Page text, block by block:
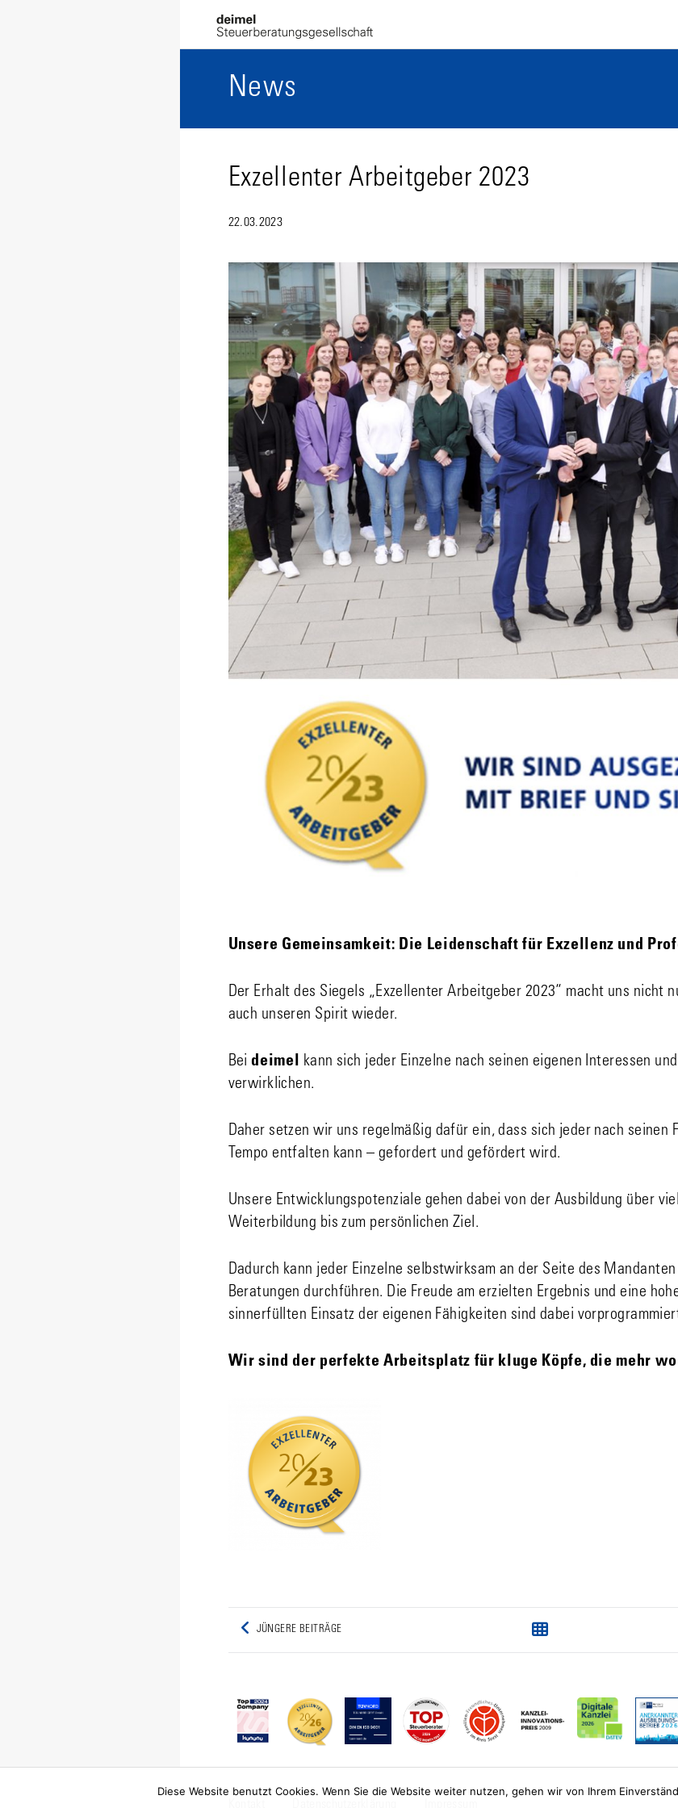
News
Exzellenter Arbeitgeber 2023
22.03.2023
Unsere Gemeinsamkeit: Die Leidenschaft für Exzellenz und
Der Erhalt des Siegels „Exzellenter Arbeitgeber 2023“ macht uns nicht
auch unseren Spirit wieder.
Bei deimel kann sich jeder Einzelne nach seinen eigenen Interessen
verwirklichen.
Daher setzen wir uns regelmäßig dafür ein, dass sich jeder nach seinen
Tempo entfalten kann – gefordert und gefördert wird.
Unsere Entwicklungspotenziale gehen dabei von der Ausbildung über
Weiterbildung bis zum persönlichen Ziel.
Dadurch kann jeder Einzelne selbstwirksam an der Seite des
Beratungen durchführen. Die Freude am erzielten Ergebnis und eine
sinnerfüllten Einsatz der eigenen Fähigkeiten sind dabei
Wir sind der perfekte Arbeitsplatz für kluge Köpfe, die mehr
Post
navigation
JÜNGERE BEITRÄGE
Diese Website benutzt Cookies. Wenn Sie die Website weiter nutzen, gehen wir von Ihrem